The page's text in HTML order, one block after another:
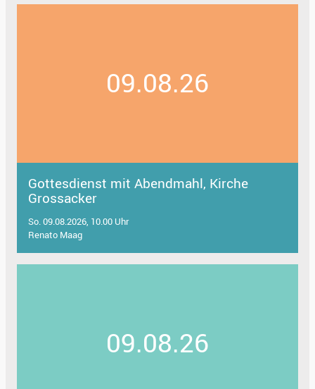
09.08.26
Gottesdienst mit Abendmahl, Kirche
Grossacker
So. 09.08.2026, 10.00 Uhr
Renato Maag
09.08.26